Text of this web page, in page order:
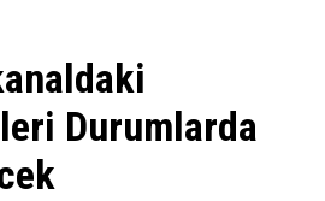
Durumlarda